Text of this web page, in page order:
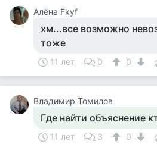
Алёна Fkyf
хм...все возможно
тоже
11 лет 0 0
Владимир Томилов
Где найти объяснение
11 лет 3
0